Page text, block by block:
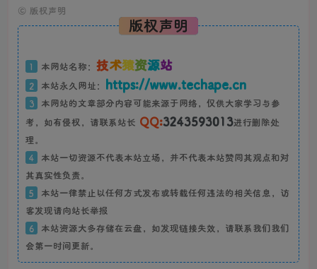
© 版权声明
版权声明
1 本网站名称： 技术猿资源站
2 本站永久网址： https://www.techape.cn
3
本网站的文章部分内容可能来源于网络，仅供大家学习与参
考，如有侵权，请联系站长 QQ:3243593013进行删除处
理。
4
本站一切资源不代表本站立场，并不代表本站赞同其观点和对
其真实性负责。
5
本站一律禁止以任何方式发布或转载任何违法的相关信息，访
客发现请向站长举报
6
本站资源大多存储在云盘，如发现链接失效，请联系我们我们
会第一时间更新。